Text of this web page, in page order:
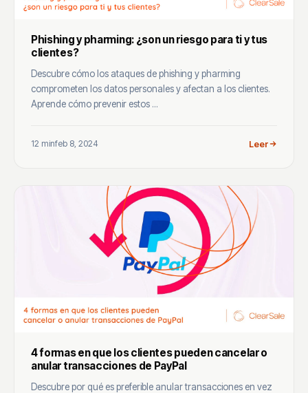
Phishing y pharming: ¿son un riesgo para ti y tus
clientes?
Descubre cómo los ataques de phishing y pharming
comprometen los datos personales y afectan a los clientes.
Aprende cómo prevenir estos ...
12 minfeb 8, 2024 Leer
4 formas en que los clientes pueden cancelar o
anular transacciones de PayPal
Descubre por qué es preferible anular transacciones en vez